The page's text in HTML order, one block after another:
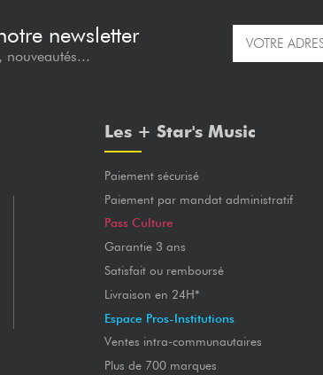
newsletter
nouveautés...
Les + Star's Music
Paiement sécurisé
Paiement par mandat administratif
Pass Culture
Garantie 3 ans
Satisfait ou remboursé
Livraison en 24H*
Espace Pros-Institutions
Ventes intra-communautaires
Plus de 700 marques